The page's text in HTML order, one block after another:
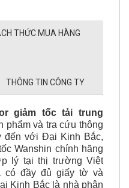
THÔNG TIN CÔNG TY
giảm tốc tải trung
phẩm và tra cứu thông
đến với Đại Kinh Bắc,
Wanshin chính hãng
lý tại thị trường Việt